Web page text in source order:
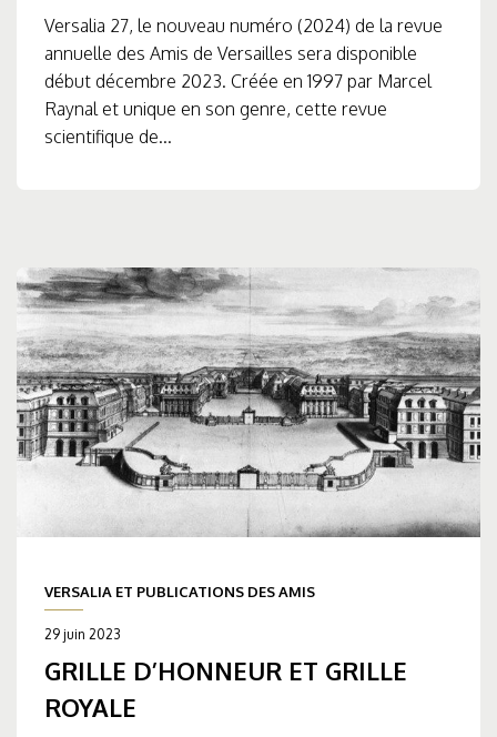
Versalia 27, le nouveau numéro (2024) de la revue
annuelle des Amis de Versailles sera disponible
début décembre 2023. Créée en 1997 par Marcel
Raynal et unique en son genre, cette revue
scientifique de...
VERSALIA ET PUBLICATIONS DES AMIS
29 juin 2023
GRILLE D’HONNEUR ET GRILLE
ROYALE